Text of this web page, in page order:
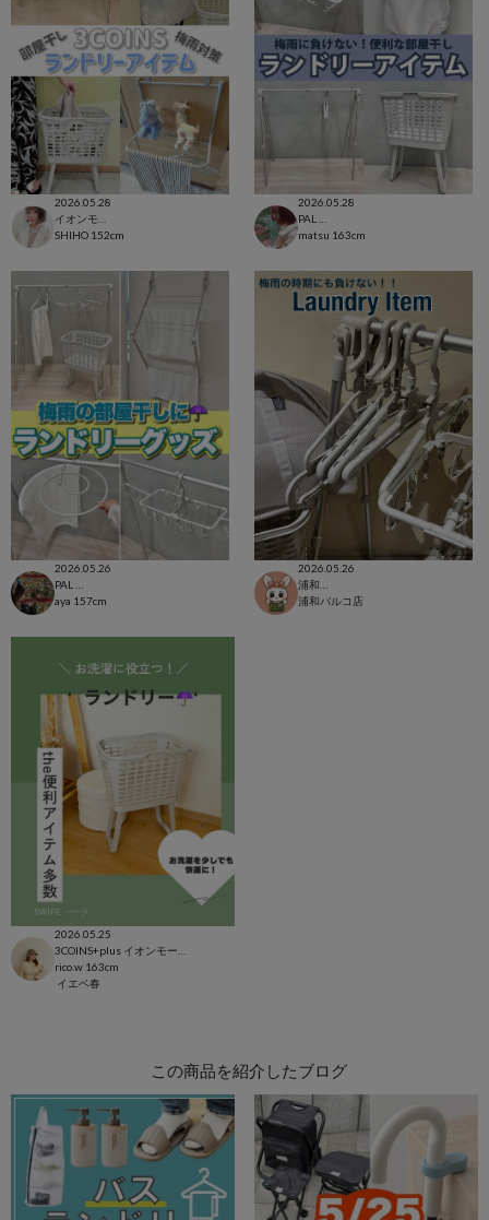
2026.05.28
SHIHO 152cm
2026.05.28
matsu 163cm
2026.05.26
aya 157cm
2026.05.26
浦和パルコ店
2026.05.25
rico.w 163cm
イエベ春
この商品を紹介したブログ